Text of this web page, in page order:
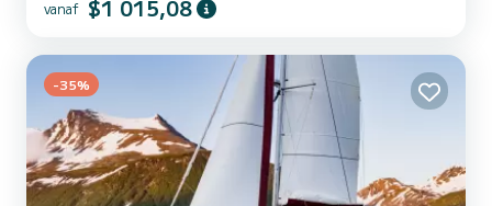
With an overall length of 14 meters, it will be your best ally to
aan boord. Deze boot is uitgerus...
vanaf $1 015,08
-35%